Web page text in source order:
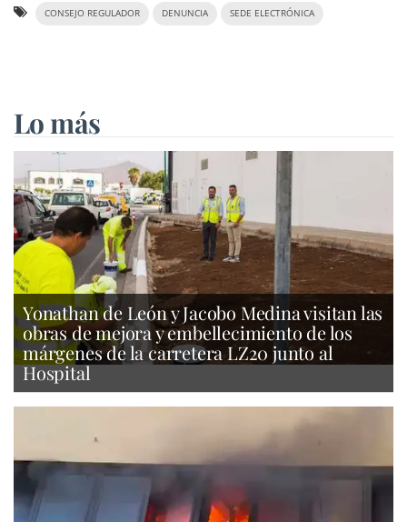
CONSEJO REGULADOR DENUNCIA SEDE ELECTRÓNICA
Lo más
Yonathan de León y Jacobo Medina visitan las
obras de mejora y embellecimiento de los
márgenes de la carretera LZ20 junto al
Hospital